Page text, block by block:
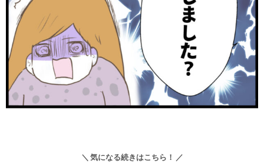
＼ 気になる続きはこちら！ ／